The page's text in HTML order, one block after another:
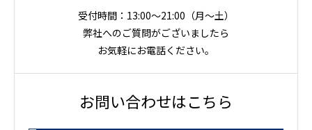
受付時間：13:00～21:00（月〜土）
弊社へのご質問がございましたら
お気軽にお電話ください。
お問い合わせはこちら